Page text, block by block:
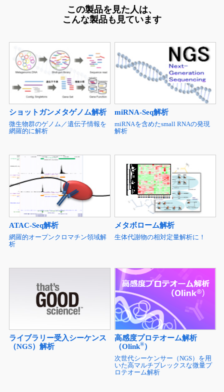
この製品を見た人は、
こんな製品も見ています
ショットガンメタゲノム解析
微生物群のゲノム／遺伝子情報を
網羅的に解析
miRNA-Seq解析
miRNAを含めたsmall RNAの発現
解析
ATAC-Seq解析
網羅的オープンクロマチン領域解
析
メタボローム解析
生体代謝物の相対定量解析に！
ライブラリー受入シーケンス
（NGS）解析
高感度プロテオーム解析
（Olink®）
次世代シーケンサー（NGS）を用
いた高マルチプレックスな微量プ
ロテオーム解析